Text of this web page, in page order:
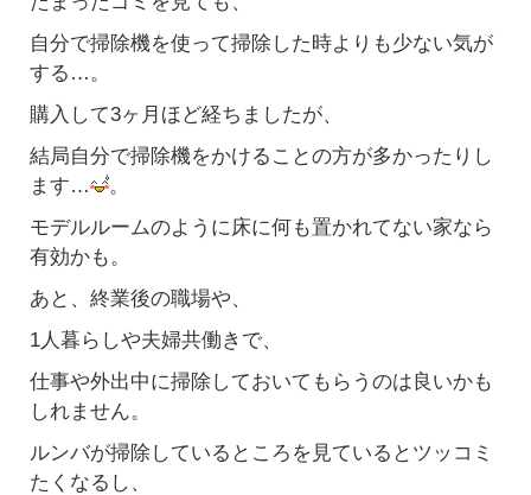
自分で掃除機を使って掃除した時よりも少ない気が
する…。
購入して3ヶ月ほど経ちましたが、
結局自分で掃除機をかけることの方が多かったりし
ます…
。
モデルルームのように床に何も置かれてない家なら
有効かも。
あと、終業後の職場や、
1人暮らしや夫婦共働きで、
仕事や外出中に掃除しておいてもらうのは良いかも
しれません。
ルンバが掃除しているところを見ているとツッコミ
たくなるし、